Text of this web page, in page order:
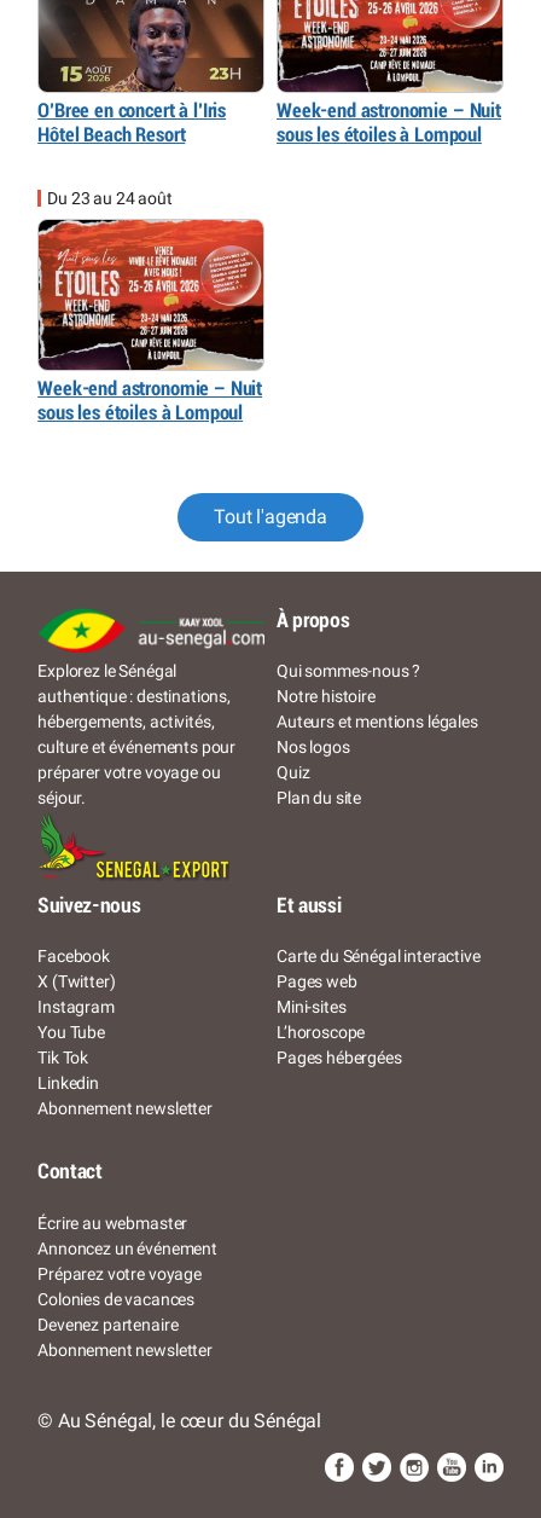
O’Bree en concert à l’Iris
Hôtel Beach Resort
Week-end astronomie – Nuit
sous les étoiles à Lompoul
Du 23 au 24 août
Week-end astronomie – Nuit
sous les étoiles à Lompoul
Tout l'agenda
Explorez le Sénégal
authentique : destinations,
hébergements, activités,
culture et événements pour
préparer votre voyage ou
séjour.
À propos
Qui sommes-nous ?
Notre histoire
Auteurs et mentions légales
Nos logos
Quiz
Plan du site
Suivez-nous
Facebook
X (Twitter)
Instagram
You Tube
Tik Tok
Linkedin
Abonnement newsletter
Et aussi
Carte du Sénégal interactive
Pages web
Mini-sites
L’horoscope
Pages hébergées
Contact
Écrire au webmaster
Annoncez un événement
Préparez votre voyage
Colonies de vacances
Devenez partenaire
Abonnement newsletter
© Au Sénégal, le cœur du Sénégal